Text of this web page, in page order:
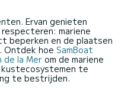
Ervan genieten
mariene
beperken en de plaatsen
Ontdek hoe SamBoat
de la Mer om de mariene
te
te bestrijden.